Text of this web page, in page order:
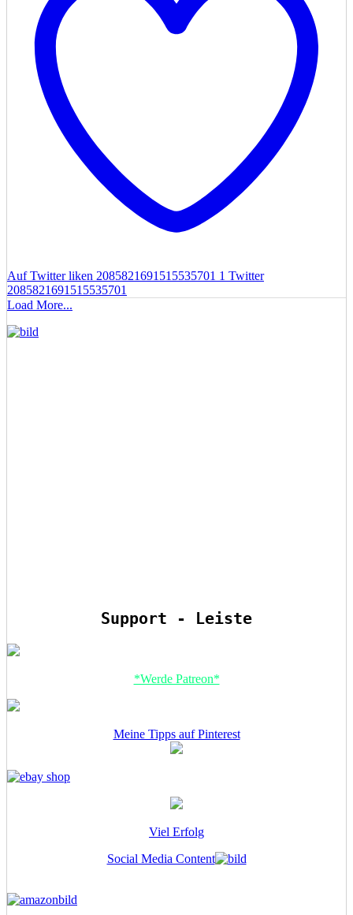
Auf Twitter liken 2085821691515535701 1 Twitter
2085821691515535701
Load More...
Support - Leiste
*Werde Patreon*
Meine Tipps auf Pinterest
Viel Erfolg
Social Media Content